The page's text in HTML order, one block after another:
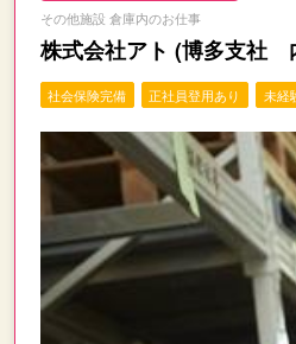
その他施設 倉庫内のお仕事
株式会社アト (博多支社
社会保険完備 正社員登用あり 未経